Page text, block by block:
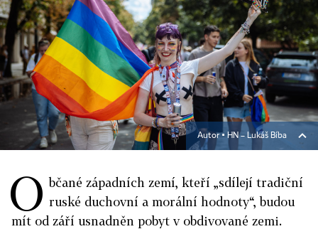
Autor ▪ HN – Lukáš Bíba
O bčané západních zemí, kteří „sdílejí tradiční
ruské duchovní a morální hodnoty“, budou
mít od září usnadněn pobyt v obdivované zemi.